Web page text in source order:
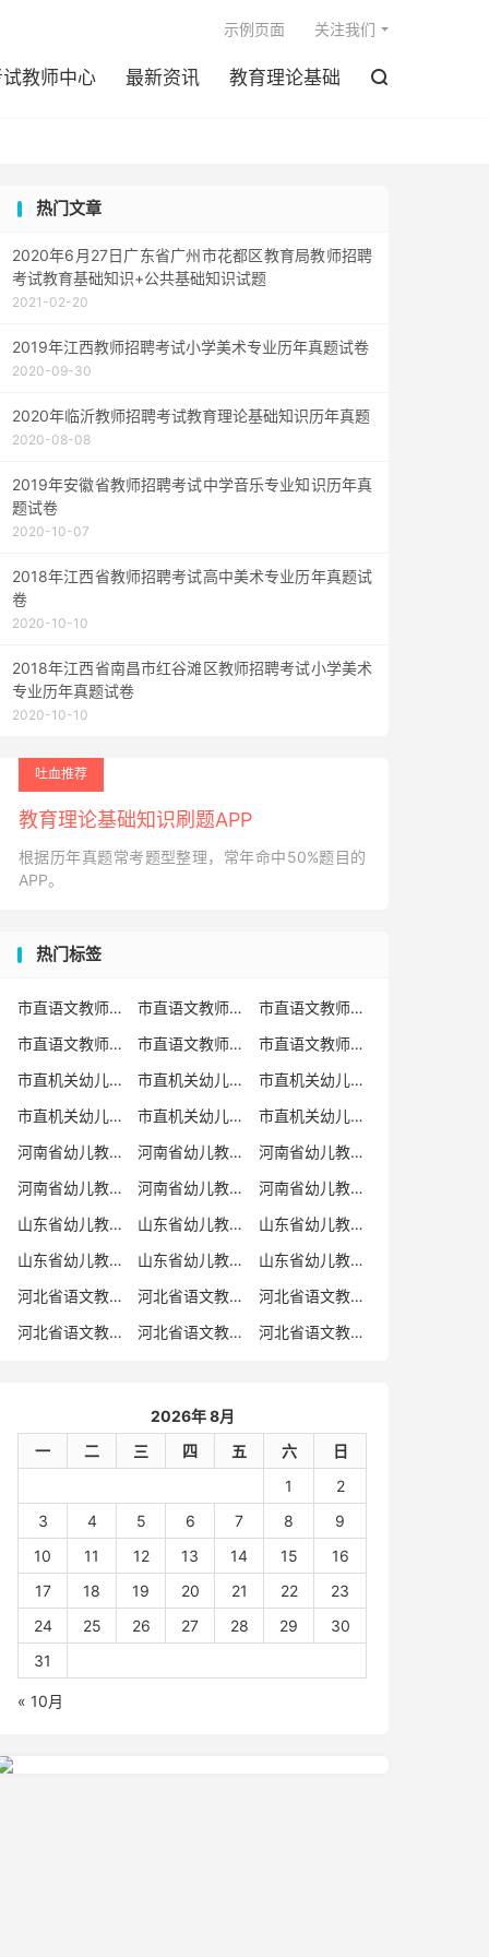
教师中心 最新资讯 教育理论基础 
示例页面 关注我们
热门文章
2020年6月27日广东省广州市花都区教育局教师招聘
考试教育基础知识+公共基础知识试题
2021-02-20
2019年江西教师招聘考试小学美术专业历年真题试卷
2020-09-30
2020年临沂教师招聘考试教育理论基础知识历年真题
2020-08-08
2019年安徽省教师招聘考试中学音乐专业知识历年真
题试卷
2020-10-07
2018年江西省教师招聘考试高中美术专业历年真题试
卷
2020-10-10
2018年江西省南昌市红谷滩区教师招聘考试小学美术
专业历年真题试卷
2020-10-10
吐血推荐
教育理论基础知识刷题APP
根据历年真题常考题型整理，常年命中50%题目的
APP。
热门标签
市直语文教师招聘 市直语文教师招聘考试真题
市直语文教师招聘考试真题卷
市直语文教师编制考试真题
市直语文教师编制考试真题卷
市直语文教师考试
市直机关幼儿教师招聘
市直机关幼儿教师考试
市直机关幼儿教师招聘考试真题
市直机关幼儿教师招聘考试真题卷
市直机关幼儿教师编制考试真题卷
市直机关幼儿教师编制考试真题
河南省幼儿教师招聘
河南省幼儿教师考试
河南省幼儿教师招聘考试真题
河南省幼儿教师招聘考试真题卷
河南省幼儿教师编制考试真题
河南省幼儿教师编制考试真题卷
山东省幼儿教师招聘
山东省幼儿教师考试
山东省幼儿教师招聘考试真题
山东省幼儿教师招聘考试真题卷
山东省幼儿教师编制考试真题
山东省幼儿教师编制考试真题卷
河北省语文教师招聘
河北省语文教师招聘考试真题
河北省语文教师招聘考试真题卷
河北省语文教师编制考试真题
河北省语文教师编制考试真题卷 河北省语文教师考试
2026年 8月
一
二 三 四 五 六
日
1
2
3
4 5 6 7 8
9
10
11 12 13 14 15
16
17
18 19 20 21 22
23
24
25 26 27 28 29
30
31
« 10月